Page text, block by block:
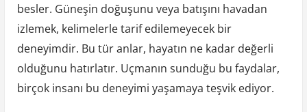
besler. Güneşin doğuşunu veya batışını havadan
izlemek, kelimelerle tarif edilemeyecek bir
deneyimdir. Bu tür anlar, hayatın ne kadar değerli
olduğunu hatırlatır. Uçmanın sunduğu bu faydalar,
birçok insanı bu deneyimi yaşamaya teşvik ediyor.